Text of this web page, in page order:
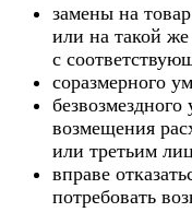
замены на
или на такой
с
соразмерного
возмещения
или третьим
вправе
потребовать